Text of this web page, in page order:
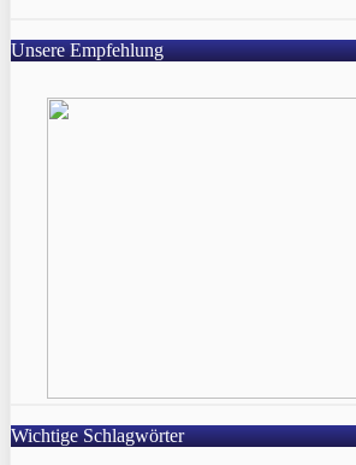
Unsere Empfehlung
Wichtige Schlagwörter